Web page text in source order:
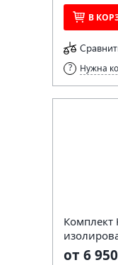
В
Нужна
Комплект
от 6